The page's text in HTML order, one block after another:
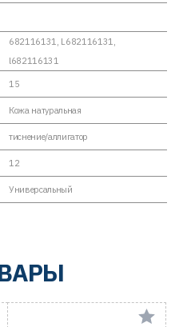
682116131, L682116131,
l682116131
15
Кожа натуральная
тиснение/аллигатор
12
Универсальный